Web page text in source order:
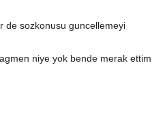
de sozkonusu guncellemeyi
niye yok bende merak ettim